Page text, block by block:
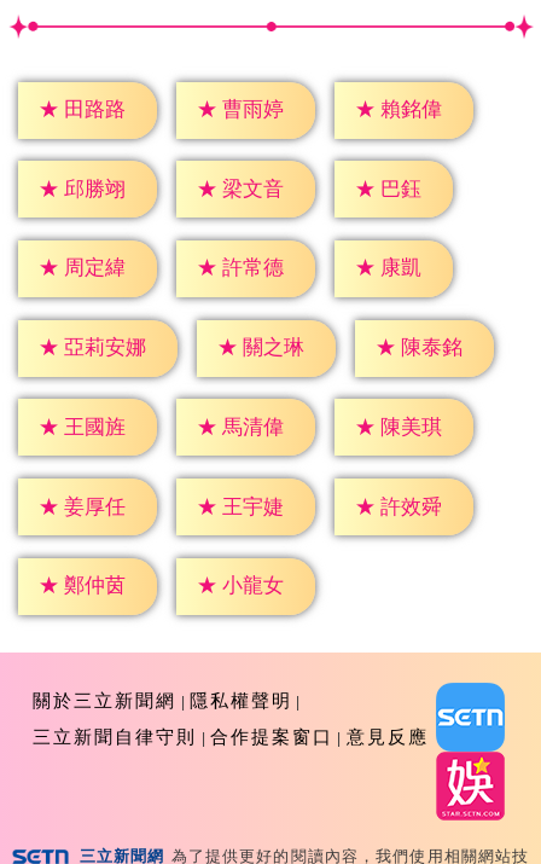
★ 田路路 ★ 曹雨婷 ★ 賴銘偉
★ 邱勝翊 ★ 梁文音 ★ 巴鈺
★ 周定緯 ★ 許常德 ★ 康凱
★ 亞莉安娜 ★ 關之琳 ★ 陳泰銘
★ 王國旌 ★ 馬清偉 ★ 陳美琪
★ 姜厚任 ★ 王宇婕 ★ 許效舜
★ 鄭仲茵 ★ 小龍女
關於三立新聞網
隱私權聲明
三立新聞自律守則
合作提案窗口 意見反應
三立新聞網 為了提供更好的閱讀內容，我們使用相關網站技